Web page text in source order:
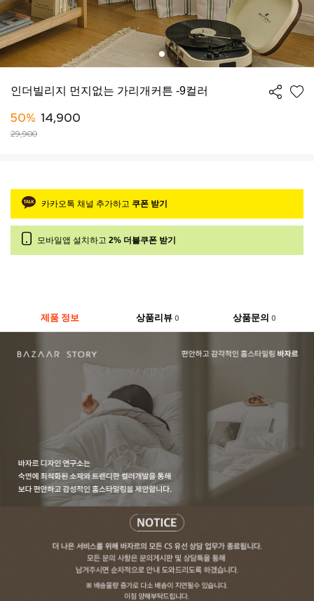
인더빌리지 먼지없는 가리개커튼 -9컬러
50% 14,900
29,900
카카오톡 채널 추가하고 쿠폰 받기
모바일앱 설치하고 2% 더블쿠폰 받기
제품 정보 상품리뷰 0 상품문의0